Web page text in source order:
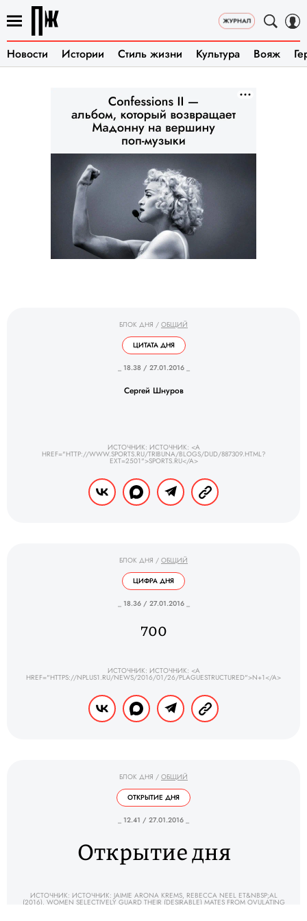
Новости Истории Стиль жизни Культура Вояж
БЛОК ДНЯ / ОБЩИЙ
ЦИТАТА ДНЯ
_ 18.38 / 27.01.2016 _
Сергей Шнуров
ИСТОЧНИК: ИСТОЧНИК: <A
HREF="HTTP://WWW.SPORTS.RU/TRIBUNA/BLOGS/DUD/887309.HTML?
EXT=2501">SPORTS.RU</A>
БЛОК ДНЯ / ОБЩИЙ
ЦИФРА ДНЯ
_ 18.36 / 27.01.2016 _
700
ИСТОЧНИК: ИСТОЧНИК: <A
HREF="HTTPS://NPLUS1.RU/NEWS/2016/01/26/PLAGUESTRUCTURED">N+1</A>
БЛОК ДНЯ / ОБЩИЙ
ОТКРЫТИЕ ДНЯ
_ 12.41 / 27.01.2016 _
Открытие дня
ИСТОЧНИК: ИСТОЧНИК: JAIMIE ARONA KREMS, REBECCA NEEL ET&NBSP;AL
(2016). WOMEN SELECTIVELY GUARD THEIR (DESIRABLE) MATES FROM OVULATING